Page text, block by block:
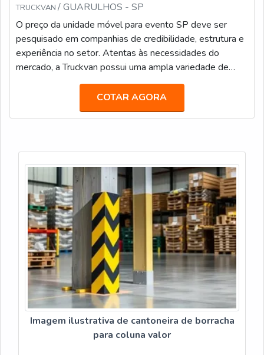
TRUCKVAN / GUARULHOS - SP
O preço da unidade móvel para evento SP deve ser
pesquisado em companhias de credibilidade, estrutura e
experiência no setor. Atentas às necessidades do
mercado, a Truckvan possui uma ampla variedade de
unidades móveis prontas no seu portfólio de locação,
tais como: Veículos de Luxo para Transporte Executivo
(JetBus e JetVan); Food Truck; Diversas carretas,
Espaço VIP, Sala de Imprensa, e infinitas
COTAR AGORA
Imagem ilustrativa de cantoneira de borracha
para coluna valor